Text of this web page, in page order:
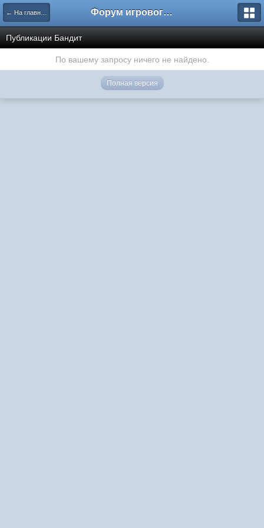
← На главную Форум игрового проекта Riverrise
Публикации Бандит
По вашему запросу ничего не найдено.
Полная версия